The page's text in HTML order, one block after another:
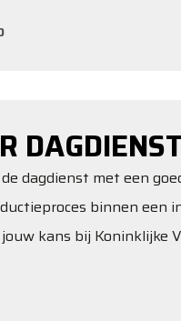
dagdienst met een
binnen een
kans bij Koninklijke